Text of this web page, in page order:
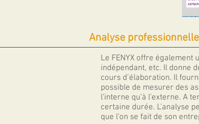
Analyse professionnelle
Le FENYX offre également
indépendant, etc. Il donne
cours d’élaboration. Il
possible de mesurer des
l'interne qu'à l'externe. A
certaine durée. L'analyse
que l'on se fait de son